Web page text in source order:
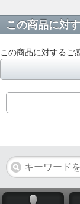
この商品に対
この商品に対するご